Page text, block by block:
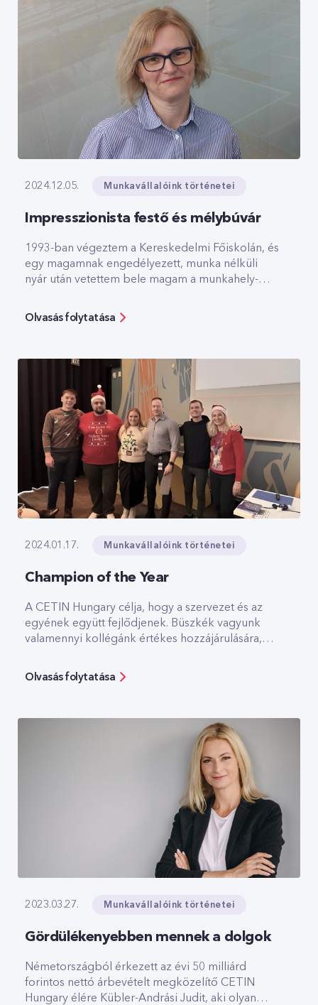
2024.12.05. Munkavállalóink történetei
Impresszionista festő és mélybúvár
1993-ban végeztem a Kereskedelmi Főiskolán, és
egy magamnak engedélyezett, munka nélküli
nyár után vetettem bele magam a munkahely-
október 18-án interjúra mentem az akkor még
meg sem alakult Pannon GSM-hez. Az interjún
mikor tudna kezdeni? Rávágtam, hogy akár
holnap, és enyém lett az állás.
Olvasás folytatása
2024.01.17. Munkavállalóink történetei
Champion of the Year
A CETIN Hungary célja, hogy a szervezet és az
egyének együtt fejlődjenek. Büszkék vagyunk
valamennyi kollégánk értékes hozzájárulására,
hozzájárul sikereinkhez. E kiemelkedő
teljesítmények elismeréseként a CETIN
jelöljenek személyeket a Champion of the Year
díjra, amellyel az év során nyújtott kiemelkedő
Olvasás folytatása
2023.03.27. Munkavállalóink történetei
Gördülékenyebben mennek a dolgok
Németországból érkezett az évi 50 milliárd
forintos nettó árbevételt megközelítő CETIN
Hungary élére Kübler-Andrási Judit, aki olyan